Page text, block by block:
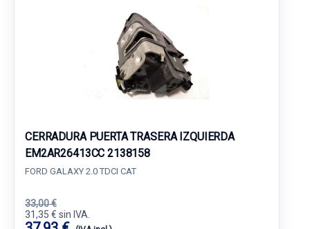
CERRADURA PUERTA TRASERA IZQUIERDA
EM2AR26413CC 2138158
FORD GALAXY 2.0 TDCI CAT
33,00 €
31,35 € sin IVA.